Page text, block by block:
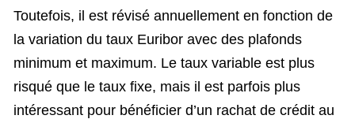
Toutefois, il est révisé annuellement en fonction de
la variation du taux Euribor avec des plafonds
minimum et maximum. Le taux variable est plus
risqué que le taux fixe, mais il est parfois plus
intéressant pour bénéficier d’un rachat de crédit au